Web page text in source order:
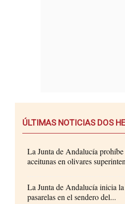
ÚLTIMAS NOTICIAS DOS
La Junta de Andalucía
aceitunas en olivares
La Junta de Andalucía inicia
pasarelas en el sendero del...